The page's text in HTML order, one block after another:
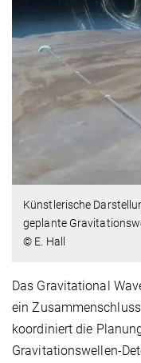
Künstlerische
geplante
© E. Hall
Das Gravitational
ein
koordiniert die
Gravitationswellen-